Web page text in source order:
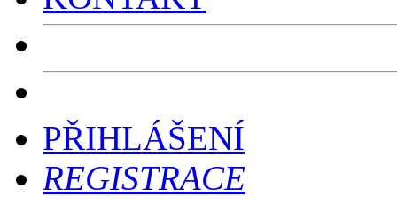
PŘIHLÁŠENÍ
REGISTRACE